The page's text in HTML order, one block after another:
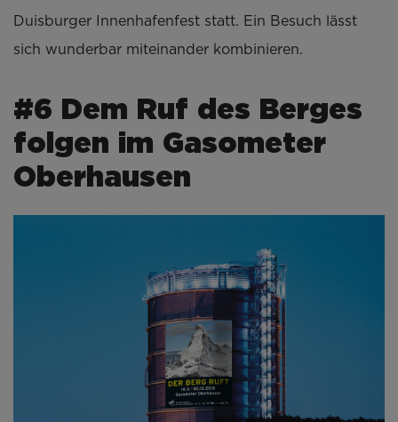
Duisburger Innenhafenfest statt. Ein Besuch lässt
sich wunderbar miteinander kombinieren.
#6 Dem Ruf des Berges
folgen im Gasometer
Oberhausen